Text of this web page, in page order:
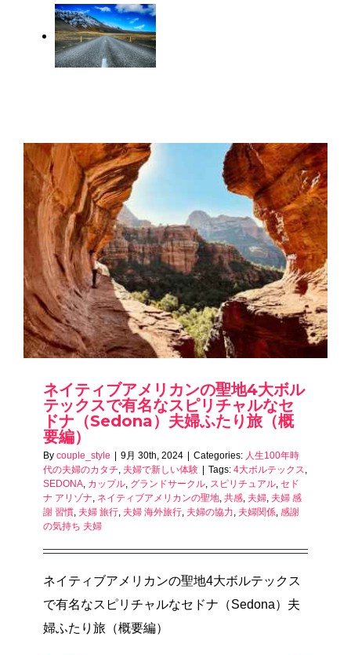
Self
enlightenment
Charging
time
Write a
book
ネイティブアメリカンの聖地4大ボル
テックスで有名なスピリチャルなセ
ドナ（Sedona）夫婦ふたり旅（概
要編）
By couple_style | 9月 30th, 2024 | Categories: 人生100年時
代の夫婦のカタチ 夫婦で新しい体験 | Tags: 4大ボルテックス
SEDONA カップル グランドサークル スピリチュアル セド
ナ アリゾナ ネイティブアメリカンの聖地 共感 夫婦 夫婦 感
謝 習慣 夫婦 旅行 夫婦 海外旅行 夫婦の協力 夫婦関係 感謝
の気持ち 夫婦
ネイティブアメリカンの聖地4大ボルテックス
で有名なスピリチャルなセドナ（Sedona）夫
婦ふたり旅（概要編）